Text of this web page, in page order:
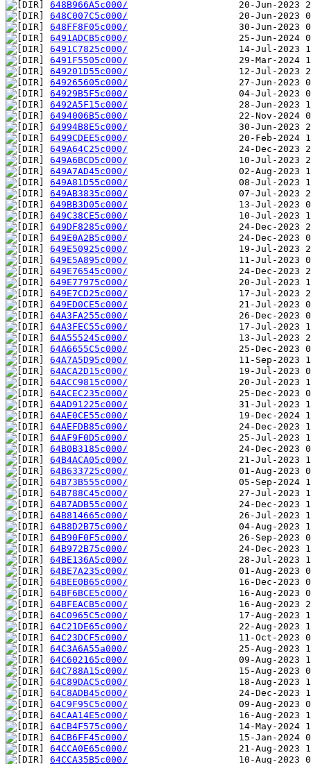
648B966A5c000/
648C007C5c000/
648FF8F05c000/
6491ADCB5c000/
6491C7825c000/
6491F5505c000/
649201D55c000/
649265605c000/
64929B5F5c000/
6492A5F15c000/
6494006B5c000/
64994B8E5c000/
6499CDEE5c000/
649A64C25c000/
649A6BCD5c000/
649A7AD45c000/
649A81D55c000/
649AB3835c000/
649BB3D05c000/
649C38CE5c000/
649DF8285c000/
649E0A2B5c000/
649E50925c000/
649E5A895c000/
649E76545c000/
649E77975c000/
649E7CD25c000/
649ED0CE5c000/
64A3FA255c000/
64A3FEC55c000/
64A555245c000/
64A6655C5c000/
64A7A5D95c000/
64ACA2D15c000/
64ACC9815c000/
64ACEC235c000/
64AD91225c000/
64AE0CE55c000/
64AEFDB85c000/
64AF9F0D5c000/
64B0B3185c000/
64B4ACA05c000/
64B633725c000/
64B73B555c000/
64B788C45c000/
64B7ADB55c000/
64B814665c000/
64B8D2B75c000/
64B90F0F5c000/
64B972B75c000/
64BE136A5c000/
64BE7A235c000/
64BEE0B65c000/
64BF6BCE5c000/
64BFEACB5c000/
64C0965C5c000/
64C21DE65c000/
64C23DCF5c000/
64C3A6A55a000/
64C602165c000/
64C788A15c000/
64C89DAC5c000/
64C8ADB45c000/
64C9F95C5c000/
64CAA14E5c000/
64CB4F575c000/
64CB6FF45c000/
64CCA0E65c000/
64CCA35B5c000/